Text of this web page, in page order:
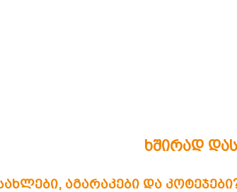
ხშირად
აგარაკები და